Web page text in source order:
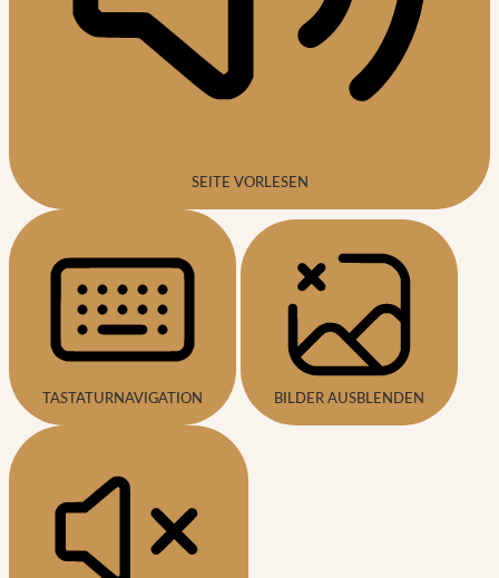
SEITE VORLESEN
TASTATURNAVIGATION BILDER AUSBLENDEN